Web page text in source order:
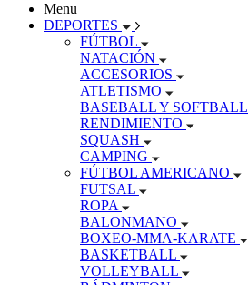
Menu
DEPORTES
FÚTBOL
NATACIÓN
ACCESORIOS
ATLETISMO
BASEBALL Y SOFTBALL
RENDIMIENTO
SQUASH
CAMPING
FÚTBOL AMERICANO
FUTSAL
ROPA
BALONMANO
BOXEO-MMA-KARATE
BASKETBALL
VOLLEYBALL